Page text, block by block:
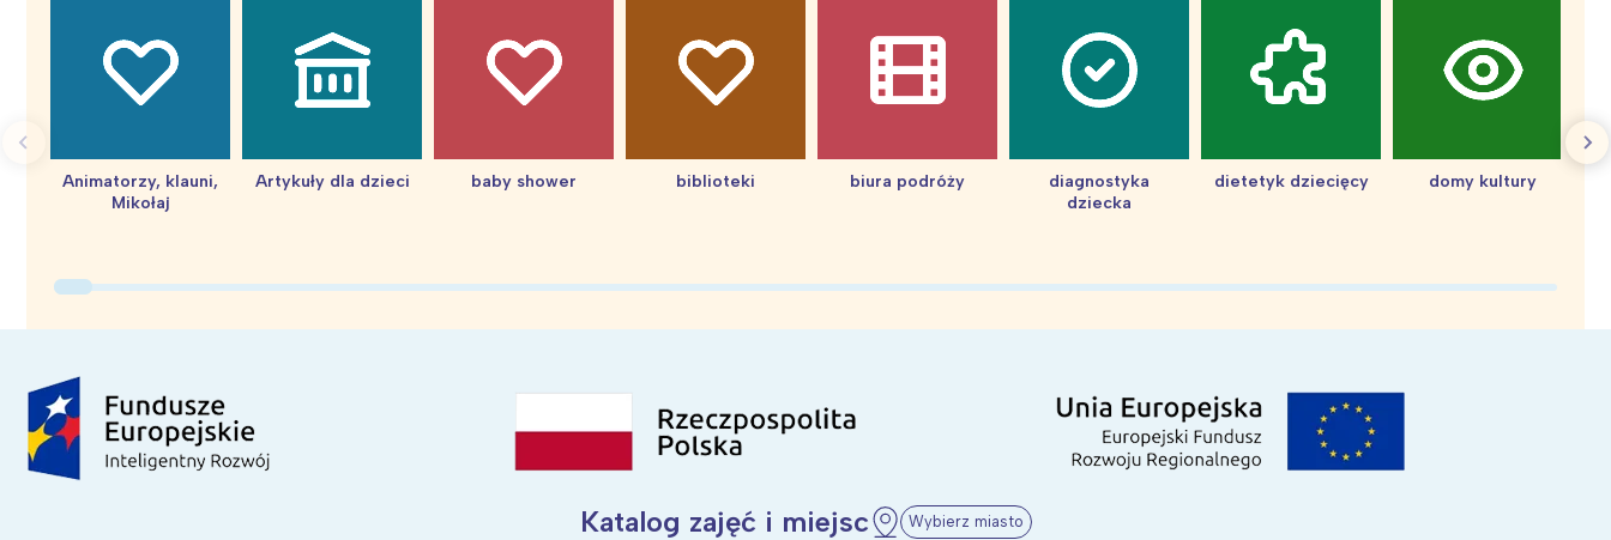
Animatorzy, klauni,
Mikołaj
Artykuły dla dzieci baby shower biblioteki biura podróży
diagnostyka
dziecka
dietetyk dziecięcy
domy kultury
Katalog zajęć i miejsc Wybierz miasto